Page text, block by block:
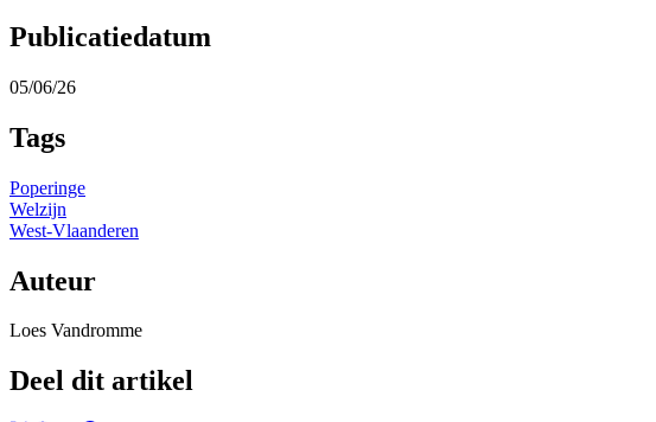
Publicatiedatum
05/06/26
Tags
Poperinge
Welzijn
West-Vlaanderen
Auteur
Loes Vandromme
Deel dit artikel